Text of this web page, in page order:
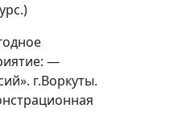
—
г.Воркуты.